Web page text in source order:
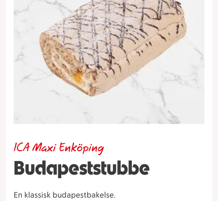
Budapeststubbe
ICA Maxi Enköping
En klassisk budapestbakelse.